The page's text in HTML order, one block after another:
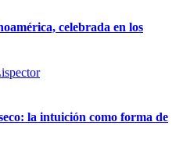
celebrada en los
la intuición como forma de